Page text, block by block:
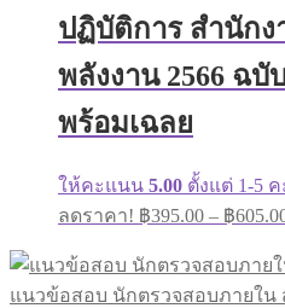
ปฏิบัติการ สำนักง
พลังงาน 2566 ฉบั
พร้อมเฉลย
ให้คะแนน 5.00 ตั้งแต่ 1-5
ลดราคา! ฿395.00 – ฿
แนวข้อสอบ นักตรวจสอบภายใน